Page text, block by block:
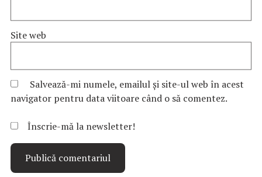
Site web
Salvează-mi numele, emailul și site-ul web în acest
navigator pentru data viitoare când o să comentez.
Înscrie-mă la newsletter!